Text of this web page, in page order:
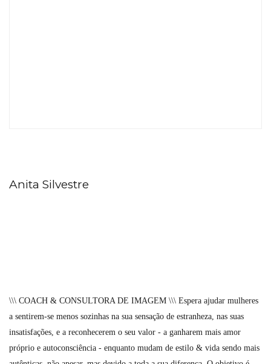
Anita Silvestre
\\\ COACH & CONSULTORA DE IMAGEM \\\ Espera ajudar mulheres
a sentirem-se menos sozinhas na sua sensação de estranheza, nas suas
insatisfações, e a reconhecerem o seu valor - a ganharem mais amor
próprio e autoconsciência - enquanto mudam de estilo & vida sendo mais